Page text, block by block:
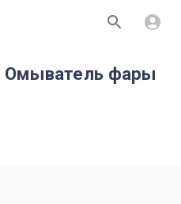
Омыватель фары